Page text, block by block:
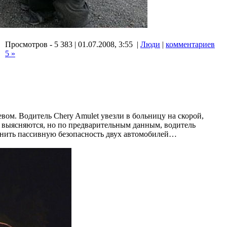
Просмотров - 5 383 | 01.07.2008, 3:55 | Люди | комментариев
5 »
Водитель Chery Amulet увезли в больницу на скорой,
но по предварительным данным, водитель
пассивную безопасность двух автомобилей…